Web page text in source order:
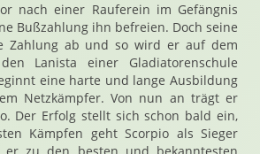
nach einer Rauferein im Gefängnis
Bußzahlung ihn befreien. Doch seine
Zahlung ab und so wird er auf dem
Lanista einer Gladiatorenschule
eine harte und lange Ausbildung
Netzkämpfer. Von nun an trägt er
Der Erfolg stellt sich schon bald ein,
Kämpfen geht Scorpio als Sieger